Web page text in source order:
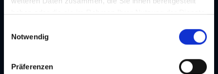
haben oder die sie im Rahmen Ihrer Nutzung der Dienste
an Dritte weitergegeben und an Dritte in Ländern, in
denen kein angemessenes Datenschutzniveau vorliegt
und von diesen verarbeitet wird, z. B. die USA. Ihre
Einwilligung ist stets freiwillig und umfasst gemäß Art 49
Notwendig
Präferenzen
spielstaetten.at
Routenplaner